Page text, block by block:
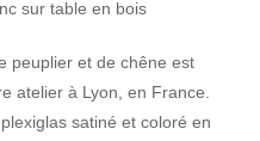
peuplier et de chêne est
atelier à Lyon, en France.
satiné et coloré en